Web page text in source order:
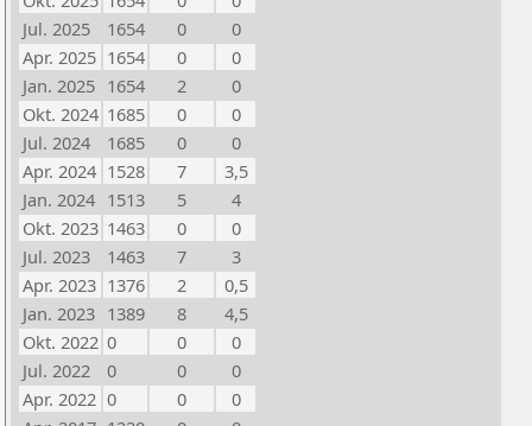
Jul. 2025
1654 0
0
Apr. 2025 1654 0
0
Jan. 2025 1654 2
0
Okt. 2024 1685 0
0
Jul. 2024
1685 0
0
Apr. 2024 1528 7
3,5
Jan. 2024 1513 5
4
Okt. 2023 1463 0
0
Jul. 2023
1463 7
3
Apr. 2023 1376 2
0,5
Jan. 2023 1389 8
4,5
Okt. 2022 0 0
0
Jul. 2022
0 0
0
Apr. 2022 0 0
0